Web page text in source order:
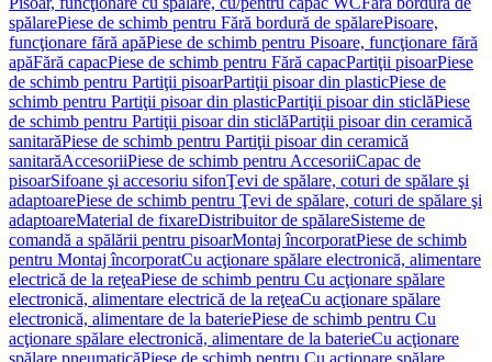
spălarePiese de schimb pentru Fără bordură de spălarePisoare,
funcţionare fără apăPiese de schimb pentru Pisoare, funcţionare fără
apăFără capacPiese de schimb pentru Fără capacPartiţii pisoarPiese
de schimb pentru Partiţii pisoarPartiţii pisoar din plasticPiese de
schimb pentru Partiţii pisoar din plasticPartiţii pisoar din sticlăPiese
de schimb pentru Partiţii pisoar din sticlăPartiţii pisoar din ceramică
sanitarăPiese de schimb pentru Partiţii pisoar din ceramică
sanitarăAccesoriiPiese de schimb pentru AccesoriiCapac de
pisoarSifoane şi accesoriu sifonŢevi de spălare, coturi de spălare şi
adaptoarePiese de schimb pentru Ţevi de spălare, coturi de spălare şi
adaptoareMaterial de fixareDistribuitor de spălareSisteme de
comandă a spălării pentru pisoarMontaj încorporatPiese de schimb
pentru Montaj încorporatCu acţionare spălare electronică, alimentare
electrică de la reţeaPiese de schimb pentru Cu acţionare spălare
electronică, alimentare electrică de la reţeaCu acţionare spălare
electronică, alimentare de la bateriePiese de schimb pentru Cu
acţionare spălare electronică, alimentare de la baterieCu acţionare
spălare pneumaticăPiese de schimb pentru Cu acţionare spălare